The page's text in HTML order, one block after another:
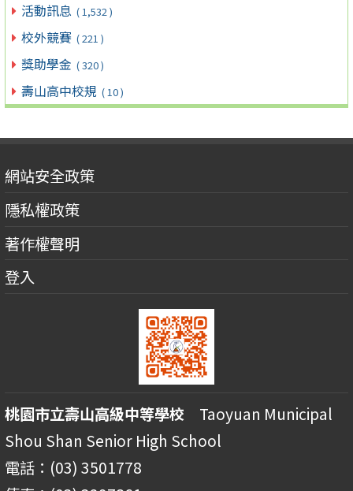
活動訊息 ( 1,532 )
校外競賽 ( 221 )
獎助學金 ( 320 )
壽山高中校規 ( 10 )
網站安全政策
隱私權政策
著作權聲明
登入
桃園市立壽山高級中等學校 Taoyuan Municipal
Shou Shan Senior High School
電話：(03) 3501778